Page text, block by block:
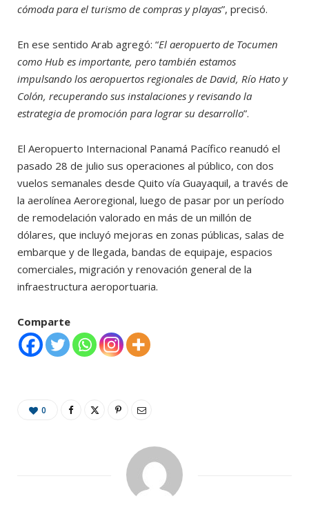
cómoda para el turismo de compras y playas”, precisó.
En ese sentido Arab agregó: “El aeropuerto de Tocumen
como Hub es importante, pero también estamos
impulsando los aeropuertos regionales de David, Río Hato y
Colón, recuperando sus instalaciones y revisando la
estrategia de promoción para lograr su desarrollo”.
El Aeropuerto Internacional Panamá Pacífico reanudó el
pasado 28 de julio sus operaciones al público, con dos
vuelos semanales desde Quito vía Guayaquil, a través de
la aerolínea Aeroregional, luego de pasar por un período
de remodelación valorado en más de un millón de
dólares, que incluyó mejoras en zonas públicas, salas de
embarque y de llegada, bandas de equipaje, espacios
comerciales, migración y renovación general de la
infraestructura aeroportuaria.
Comparte
0